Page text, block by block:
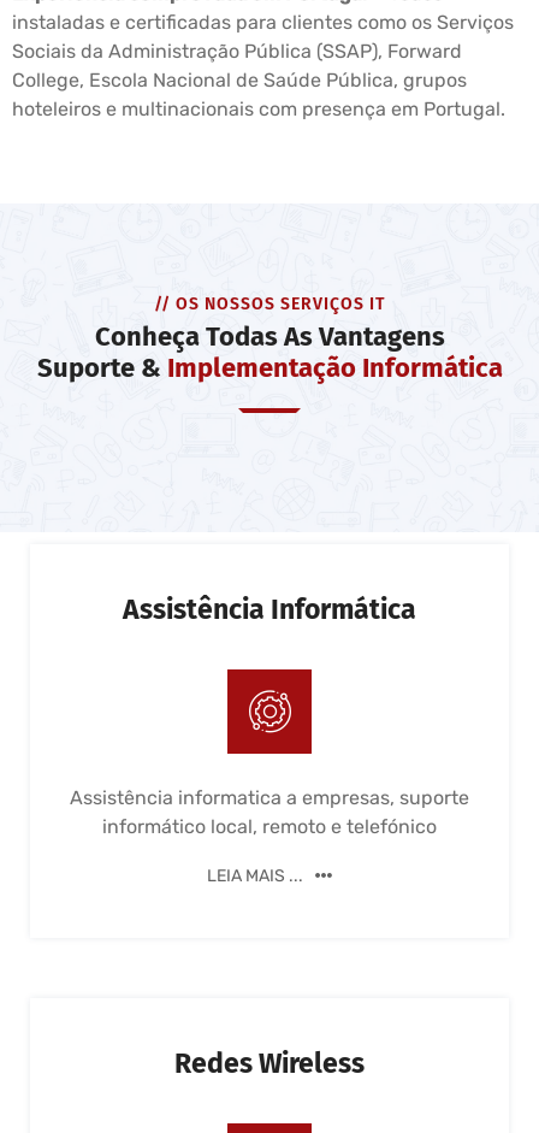
instaladas e certificadas para clientes como os Serviços
Sociais da Administração Pública (SSAP), Forward
College, Escola Nacional de Saúde Pública, grupos
hoteleiros e multinacionais com presença em Portugal.
// OS NOSSOS SERVIÇOS IT
Conheça Todas As Vantagens
Suporte & Implementação Informática
Assistência Informática
Assistência informatica a empresas, suporte
informático local, remoto e telefónico
LEIA MAIS ...
Redes Wireless